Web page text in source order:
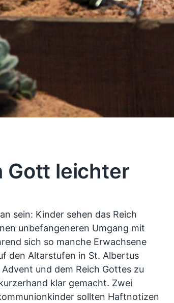
Gott leichter
sein: Kinder sehen das Reich
unbefangeneren Umgang mit
sich so manche Erwachsene
den Altarstufen in St. Albertus
und dem Reich Gottes zu
klar gemacht. Zwei
sollten Haftnotizen